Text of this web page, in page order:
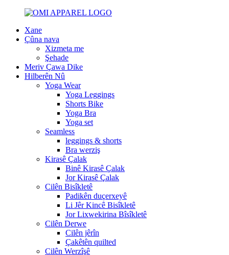
Xane
Çûna nava
Xizmeta me
Şehade
Meriv Çawa Dike
Hilberên Nû
Yoga Wear
Yoga Leggings
Shorts Bike
Yoga Bra
Yoga set
Seamless
leggings & shorts
Bra werziş
Kirasê Çalak
Binê Kirasê Çalak
Jor Kirasê Çalak
Cilên Bisîkletê
Padikên duçerxeyê
Li Jêr Kincê Bisîkletê
Jor Lixwekirina Bîsîkletê
Cilên Derwe
Cilên jêrîn
Çakêtên quilted
Cilên Werzîşê